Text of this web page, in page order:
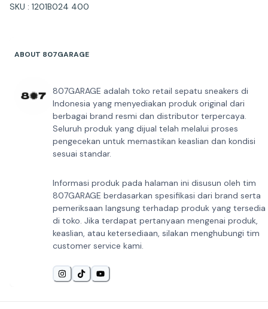
SKU : 1201B024 400
ABOUT 807GARAGE
807GARAGE adalah toko retail sepatu sneakers di
Indonesia yang menyediakan produk original dari
berbagai brand resmi dan distributor terpercaya.
Seluruh produk yang dijual telah melalui proses
pengecekan untuk memastikan keaslian dan kondisi
sesuai standar.
Informasi produk pada halaman ini disusun oleh tim
807GARAGE berdasarkan spesifikasi dari brand serta
pemeriksaan langsung terhadap produk yang tersedia
di toko. Jika terdapat pertanyaan mengenai produk,
keaslian, atau ketersediaan, silakan menghubungi tim
customer service kami.